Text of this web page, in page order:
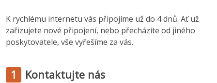
K rychlému internetu vás připojíme už do 4 dnů. Ať už
zařizujete nové připojení, nebo přecházíte od jiného
poskytovatele, vše vyřešíme za vás.
1 Kontaktujte nás